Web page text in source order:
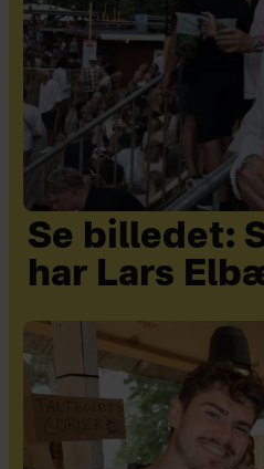
Se billedet:
har Lars